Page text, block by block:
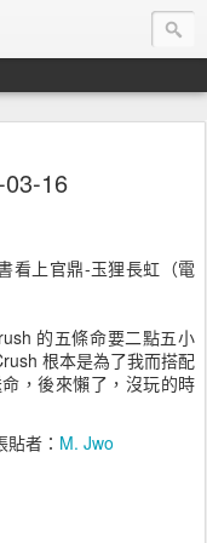
16
看上官鼎-玉狸長虹（電
的五條命要二點五小
根本是為了我而搭配
，後來懶了，沒玩的時
貼者： M. Jwo